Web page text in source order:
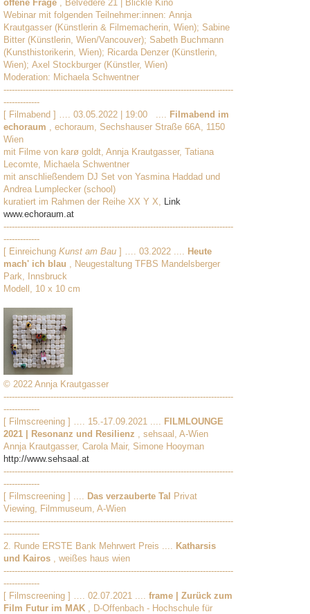
offene Frage , Belvedere 21 | Blickle Kino
Webinar mit folgenden Teilnehmer:innen: Annja
Krautgasser (Künstlerin & Filmemacherin, Wien); Sabine
Bitter (Künstlerin, Wien/Vancouver); Sabeth Buchmann
(Kunsthistorikerin, Wien); Ricarda Denzer (Künstlerin,
Wien); Axel Stockburger (Künstler, Wien)
Moderation: Michaela Schwentner
-----------------------------------------------------------------------------------
-------------
[ Filmabend ] …. 03.05.2022 | 19:00 .... Filmabend im
echoraum , echoraum, Sechshauser Straße 66A, 1150
Wien
mit Filme von karø goldt, Annja Krautgasser, Tatiana
Lecomte, Michaela Schwentner
mit anschließendem DJ Set von Yasmina Haddad und
Andrea Lumplecker (school)
kuratiert im Rahmen der Reihe XX Y X, Link
www.echoraum.at
-----------------------------------------------------------------------------------
-------------
[ Einreichung Kunst am Bau ] …. 03.2022 .... Heute
mach' ich blau , Neugestaltung TFBS Mandelsberger
Park, Innsbruck
Modell, 10 x 10 cm
© 2022 Annja Krautgasser
-----------------------------------------------------------------------------------
-------------
[ Filmscreening ] …. 15.-17.09.2021 .... FILMLOUNGE
2021 | Resonanz und Resilienz , sehsaal, A-Wien
Annja Krautgasser, Carola Mair, Simone Hooyman
http://www.sehsaal.at
-----------------------------------------------------------------------------------
-------------
[ Filmscreening ] .... Das verzauberte Tal Privat
Viewing, Filmmuseum, A-Wien
-----------------------------------------------------------------------------------
-------------
2. Runde ERSTE Bank Mehrwert Preis .... Katharsis
und Kairos , weißes haus wien
-----------------------------------------------------------------------------------
-------------
[ Filmscreening ] …. 02.07.2021 .... frame | Zurück zum
Film Futur im MAK , D-Offenbach - Hochschule für